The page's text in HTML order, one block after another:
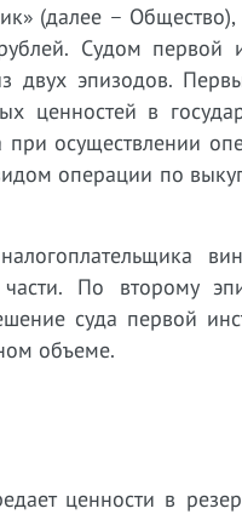
(далее –
Судом первой
двух эпизодов.
ценностей в
при осуществлении
операции по
По второму
суда первой
объеме.
ценности в